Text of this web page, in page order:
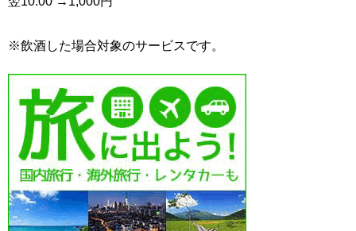
※飲酒した場合対象のサービスです。